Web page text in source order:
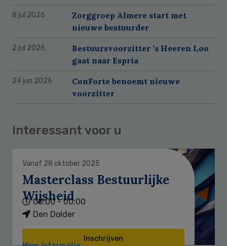
8 jul 2026
Zorggroep Almere start met
nieuwe bestuurder
2 jul 2026
Bestuursvoorzitter ’s Heeren Loo
gaat naar Espria
24 jun 2026
ConForte benoemt nieuwe
voorzitter
Interessant voor u
Vanaf 28 oktober 2025
Masterclass Bestuurlijke
Wijsheid
00:00 - 00:00
Den Dolder
Inschrijven